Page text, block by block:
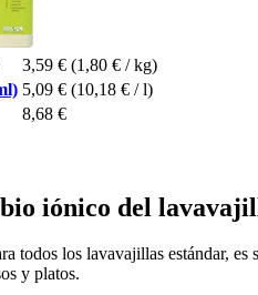
3,59 € (1,80 € / kg)
5,09 € (10,18 € / l)
8,68 €
iónico del
todos los lavavajillas estándar,
y platos.